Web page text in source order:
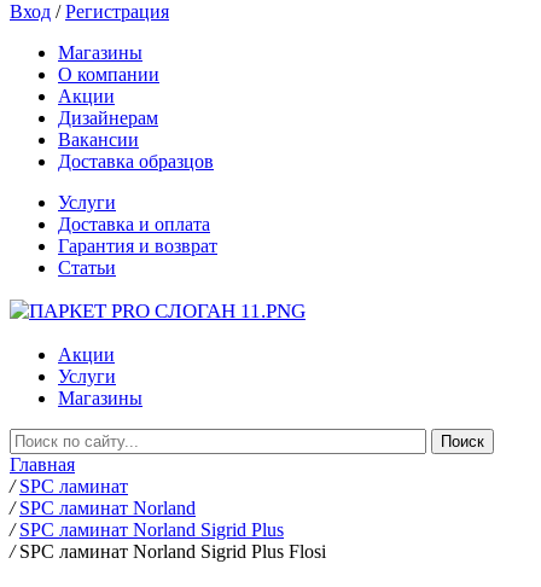
Вход /Регистрация
Магазины
О компании
Акции
Дизайнерам
Вакансии
Доставка образцов
Услуги
Доставка и оплата
Гарантия и возврат
Статьи
Акции
Услуги
Магазины
Главная
/ SPC ламинат
/ SPC ламинат Norland
/ SPC ламинат Norland Sigrid Plus
/ SPC ламинат Norland Sigrid Plus Flosi